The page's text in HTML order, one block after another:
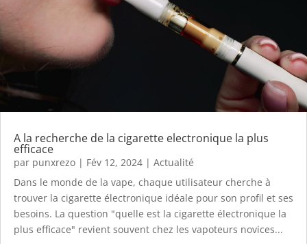
A la recherche de la cigarette electronique la plus
efficace
par punxrezo | Fév 12, 2024 | Actualité
Dans le monde de la vape, chaque utilisateur cherche à
trouver la cigarette électronique idéale pour son profil et ses
besoins. La question "quelle est la cigarette électronique la
plus efficace" revient souvent chez les vapoteurs novices...